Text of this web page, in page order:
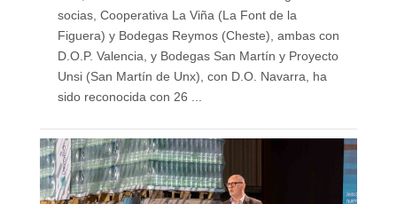
socias, Cooperativa La Viña (La Font de la
Figuera) y Bodegas Reymos (Cheste), ambas con
D.O.P. Valencia, y Bodegas San Martín y Proyecto
Unsi (San Martín de Unx), con D.O. Navarra, ha
sido reconocida con 26 ...